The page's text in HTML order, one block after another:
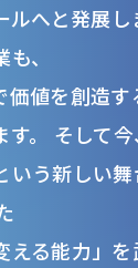
へと発展し
、
価値を創造
。 そして今
う新しい舞
える能力」を